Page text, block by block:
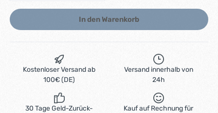
In den Warenkorb
Kostenloser Versand ab
100€ (DE)
Versand innerhalb von
24h
30 Tage Geld-Zurück-
Kauf auf Rechnung für